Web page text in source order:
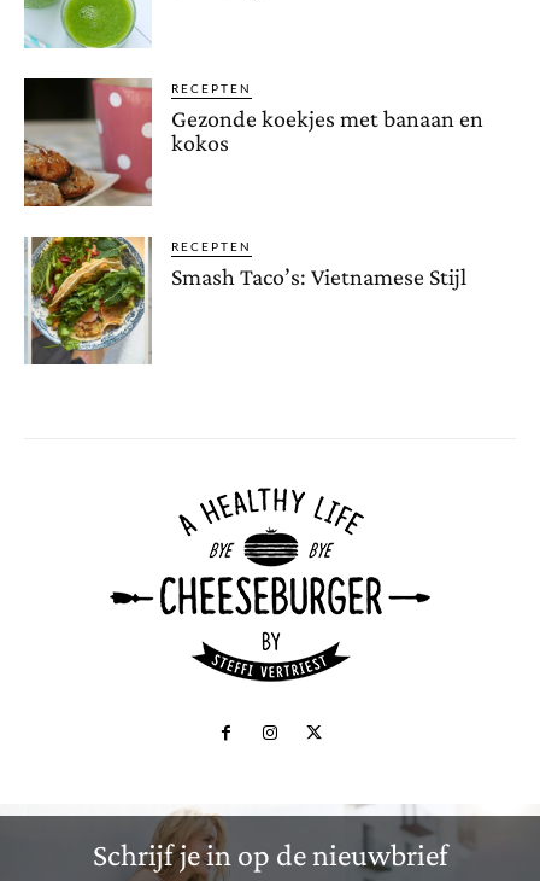
RECEPTEN
Gezonde koekjes met banaan en
kokos
RECEPTEN
Smash Taco’s: Vietnamese Stijl
Schrijf je in op de nieuwbrief